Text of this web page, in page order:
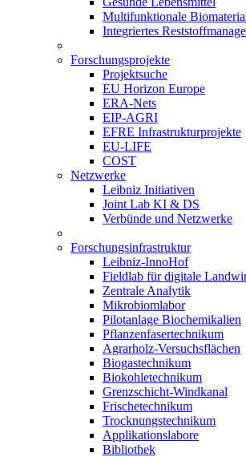
Multifunktionale
Integriertes
Forschungsprojekte
Projektsuche
EU Horizon Europe
ERA-Nets
EIP-AGRI
EFRE Infrastrukturprojekte
EU-LIFE
COST
Netzwerke
Leibniz Initiativen
Joint Lab KI & DS
Verbünde und Netzwerke
Forschungsinfrastruktur
Leibniz-InnoHof
Fieldlab für digitale
Zentrale Analytik
Mikrobiomlabor
Pilotanlage Biochemikalien
Pflanzenfasertechnikum
Agrarholz-Versuchsflächen
Biogastechnikum
Biokohletechnikum
Grenzschicht-Windkanal
Frischetechnikum
Trocknungstechnikum
Applikationslabore
Bibliothek